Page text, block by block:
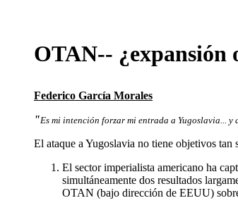
OTAN-- ¿expansión
Federico García Morales
"Es mi intención forzar mi entrada a Yugoslavia...
El ataque a Yugoslavia no tiene objetivos
El sector imperialista americano ha
simultáneamente dos resultados
OTAN (bajo dirección de EEUU)